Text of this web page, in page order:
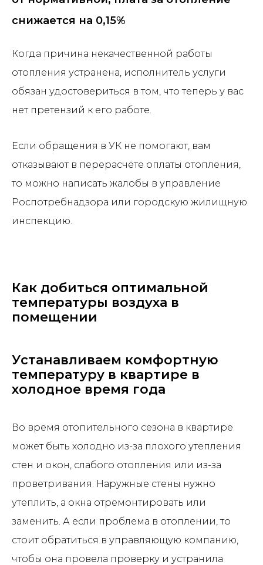
снижается на 0,15%
Когда причина некачественной работы
отопления устранена, исполнитель услуги
обязан удостовериться в том, что теперь у вас
нет претензий к его работе.
Если обращения в УК не помогают, вам
отказывают в перерасчёте оплаты отопления,
то можно написать жалобы в управление
Роспотребнадзора или городскую жилищную
инспекцию.
Как добиться оптимальной
температуры воздуха в
помещении
Устанавливаем комфортную
температуру в квартире в
холодное время года
Во время отопительного сезона в квартире
может быть холодно из-за плохого утепления
стен и окон, слабого отопления или из-за
проветривания. Наружные стены нужно
утеплить, а окна отремонтировать или
заменить. А если проблема в отоплении, то
стоит обратиться в управляющую компанию,
чтобы она провела проверку и устранила